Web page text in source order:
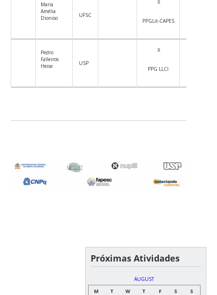
Maria
Amélia
Dioniso
UFSC
X
PPGLit-CAPES
Pedro
Falleiros
Heise
USP
X
PPG LLCI
Próximas Atividades
AUGUST
M
T W T F S S